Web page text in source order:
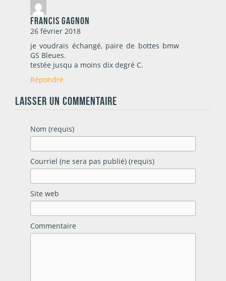
francis Gagnon
26 février 2018
je voudrais échangé, paire de bottes bmw
GS Bleues.
testée jusqu a moins dix degré C.
Répondre
LAISSER UN COMMENTAIRE
Nom (requis)
Courriel (ne sera pas publié) (requis)
Site web
Commentaire